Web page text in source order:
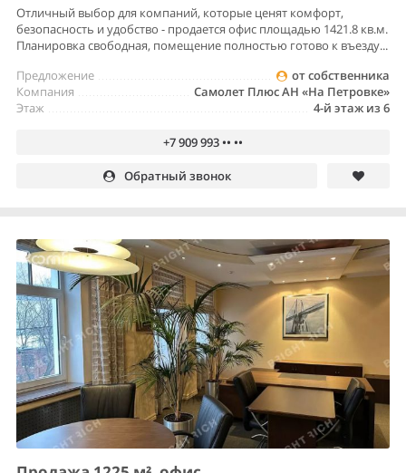
Отличный выбор для компаний, которые ценят комфорт,
безопасность и удобство - продается офис площадью 1421.8 кв.м.
Планировка свободная, помещение полностью готово к въезду...
от собственника
Предложение
Самолет Плюс АН «На Петровке»
Компания
4-й этаж из 6
Этаж
+7 909 993 •• ••
Обратный звонок